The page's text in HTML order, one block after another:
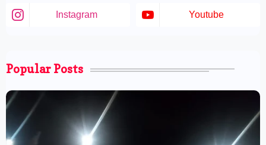
Instagram Youtube
Popular Posts